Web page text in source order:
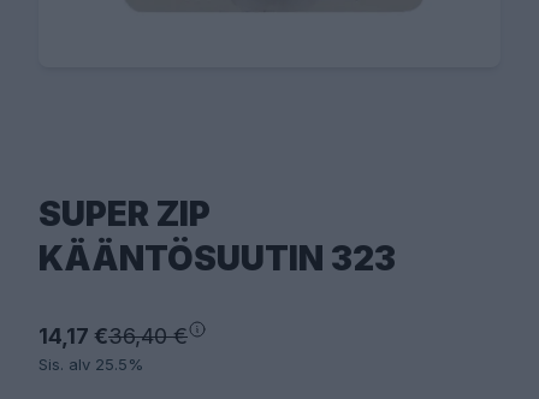
SUPER ZIP
KÄÄNTÖSUUTIN 323
14,17 €36,40 €
Sis. alv 25.5%